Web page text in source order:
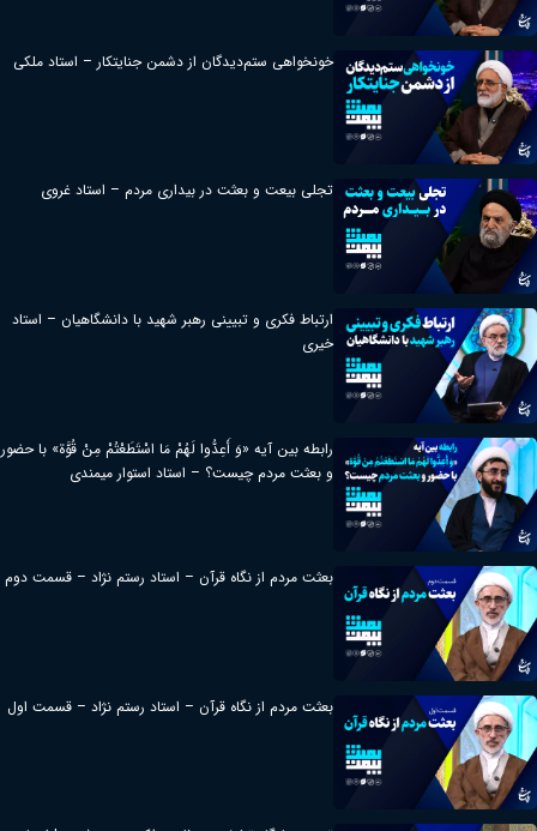
خونخواهی ستم‌دیدگان از دشمن جنایتکار – استاد ملکی
تجلی بیعت و بعثت در بیداری مردم – استاد غروی
ارتباط فکری و تبیینی رهبر شهید با دانشگاهیان – استاد
خیری
رابطه بین آیه «وَ أَعِدُّوا لَهُمْ مَا اسْتَطَعْتُمْ مِنْ قُوَّة» با حضور
و بعثت مردم چیست؟ – استاد استوار میمندی
بعثت مردم از نگاه قرآن – استاد رستم نژاد – قسمت دوم
بعثت مردم از نگاه قرآن – استاد رستم نژاد – قسمت اول